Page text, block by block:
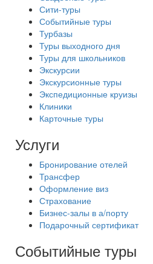
Сити-туры
Событийные туры
Турбазы
Туры выходного дня
Туры для школьников
Экскурсии
Экскурсионные туры
Экспедиционные круизы
Клиники
Карточные туры
Услуги
Бронирование отелей
Трансфер
Оформление виз
Страхование
Бизнес-залы в а/порту
Подарочный сертификат
Событийные туры